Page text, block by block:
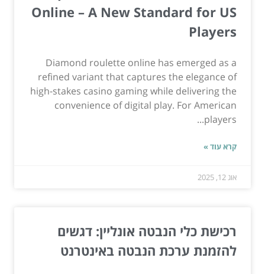
Online – A New Standard for US
Players
Diamond roulette online has emerged as a
refined variant that captures the elegance of
high-stakes casino gaming while delivering the
convenience of digital play. For American
players...
קרא עוד »
אוג 12, 2025
רכישת כלי הנבטה אונליין: דגשים
להזמנת ערכת הנבטה באינטרנט